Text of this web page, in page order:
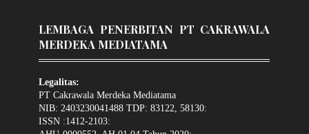
LEMBAGA PENERBITAN PT CAKRAWALA
MERDEKA MEDIATAMA
Legalitas:
PT Cakrawala Merdeka Mediatama
NIB: 2403230041488 TDP: 83122, 58130:
ISSN :1412-2103: